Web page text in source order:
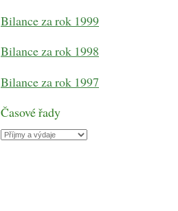
Bilance za rok 1999
Bilance za rok 1998
Bilance za rok 1997
Časové řady